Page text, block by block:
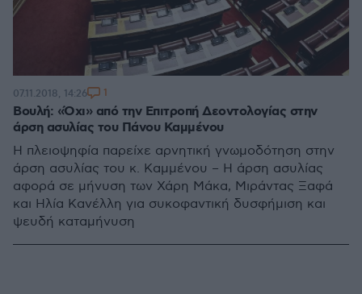
Βουλή: «Όχι» από την Επιτροπή Δεοντολογίας στην
άρση ασυλίας του Πάνου Καμμένου
Η πλειοψηφία παρείχε αρνητική γνωμοδότηση στην
άρση ασυλίας του κ. Καμμένου – Η άρση ασυλίας
αφορά σε μήνυση των Χάρη Μάκα, Μιράντας Ξαφά
και Ηλία Κανέλλη για συκοφαντική δυσφήμιση και
ψευδή καταμήνυση
07.11.2018, 14:26 1